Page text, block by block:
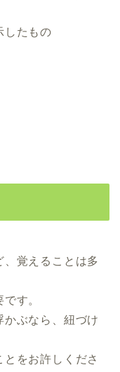
したもの
覚えることは多
す。
かぶなら、紐づけ
をお許しくださ